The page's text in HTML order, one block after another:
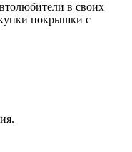
в своих
покрышки с